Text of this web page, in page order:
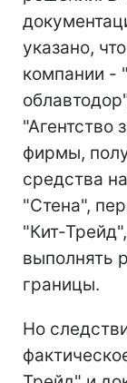
указано,
компании -
"Агентство
фирмы,
средства
"Стена",
"Кит-
выполнять
границы.
Но